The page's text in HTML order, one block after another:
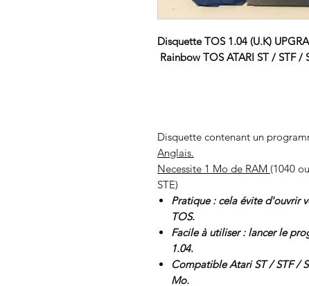
Disquette TOS 1.04 (U.K)
Rainbow TOS ATARI ST / STF /
Disquette contenant un
Anglais.
Necessite 1 Mo de RAM (1040
STE)
Pratique : cela évite d'ouvrir
TOS.
Facile à utiliser : lancer le
1.04.
Compatible Atari ST / STF /
Mo.